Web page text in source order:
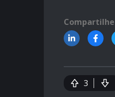
Compartilhe
3